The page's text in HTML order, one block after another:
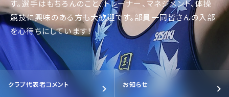
す。選手はもちろんのこと、トレーナー、マネジメント、体操
競技に興味のある方も大歓迎です。部員一同皆さんの入部
を心待ちにしています！
クラブ代表者コメント お知らせ